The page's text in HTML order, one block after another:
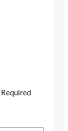
Required